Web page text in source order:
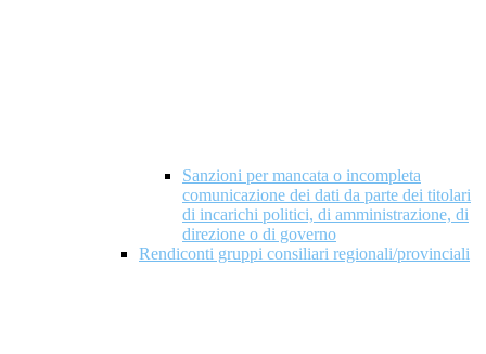
Sanzioni per mancata o incompleta
comunicazione dei dati da parte dei titolari
di incarichi politici, di amministrazione, di
direzione o di governo
Rendiconti gruppi consiliari regionali/provinciali